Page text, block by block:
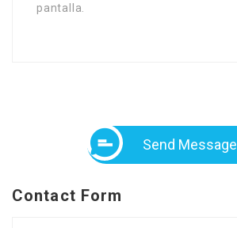
pantalla.
Send Message
Contact Form